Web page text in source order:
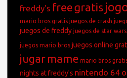
freddy's free gratis
mario bros gratis juegos de crash
juegos de freddy juegos de star wars
juegos mario bros juegos online
jugar mame mario bros
nights at freddy's nintendo 64